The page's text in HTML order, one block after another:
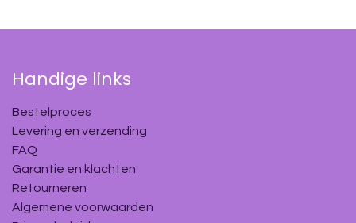
Handige links
Bestelproces
Levering en verzending
FAQ
Garantie en klachten
Retourneren
Algemene voorwaarden